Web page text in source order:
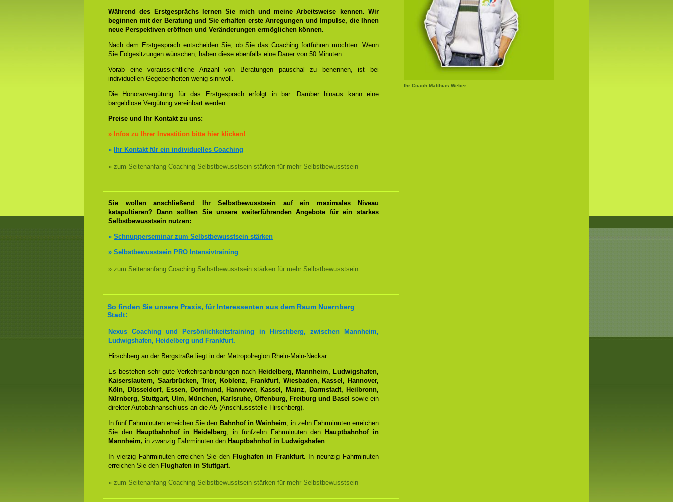
Ihr Coach Matthias Weber
Während des Erstgesprächs lernen Sie mich und meine Arbeitsweise kennen. Wir
beginnen mit der Beratung und Sie erhalten erste Anregungen und Impulse, die Ihnen
neue Perspektiven eröffnen und Veränderungen ermöglichen können.
Nach dem Erstgespräch entscheiden Sie, ob Sie das Coaching fortführen möchten. Wenn
Sie Folgesitzungen wünschen, haben diese ebenfalls eine Dauer von 50 Minuten.
Vorab eine voraussichtliche Anzahl von Beratungen pauschal zu benennen, ist bei
individuellen Gegebenheiten wenig sinnvoll.
Die Honorarvergütung für das Erstgespräch erfolgt in bar. Darüber hinaus kann eine
bargeldlose Vergütung vereinbart werden.
Preise und Ihr Kontakt zu uns:
» Infos zu Ihrer Investition bitte hier klicken!
» Ihr Kontakt für ein individuelles Coaching
» zum Seitenanfang Coaching Selbstbewusstsein stärken für mehr Selbstbewusstsein
Sie wollen anschließend Ihr Selbstbewusstsein auf ein maximales Niveau
katapultieren? Dann sollten Sie unsere weiterführenden Angebote für ein starkes
Selbstbewusstsein nutzen:
» Schnupperseminar zum Selbstbewusstsein stärken
» Selbstbewusstsein PRO Intensivtraining
» zum Seitenanfang Coaching Selbstbewusstsein stärken für mehr Selbstbewusstsein
So finden Sie unsere Praxis, für Interessenten aus dem Raum Nuernberg
Stadt:
Nexus Coaching und Persönlichkeitstraining in Hirschberg, zwischen Mannheim,
Ludwigshafen, Heidelberg und Frankfurt.
Hirschberg an der Bergstraße liegt in der Metropolregion Rhein-Main-Neckar.
Es bestehen sehr gute Verkehrsanbindungen nach Heidelberg, Mannheim, Ludwigshafen,
Kaiserslautern, Saarbrücken, Trier, Koblenz, Frankfurt, Wiesbaden, Kassel, Hannover,
Köln, Düsseldorf, Essen, Dortmund, Hannover, Kassel, Mainz, Darmstadt, Heilbronn,
Nürnberg, Stuttgart, Ulm, München, Karlsruhe, Offenburg, Freiburg und Basel sowie ein
direkter Autobahnanschluss an die A5 (Anschlussstelle Hirschberg).
In fünf Fahrminuten erreichen Sie den Bahnhof in Weinheim, in zehn Fahrminuten erreichen
Sie den
Hauptbahnhof in Heidelberg, in fünfzehn Fahrminuten den
Hauptbahnhof in
Mannheim, in zwanzig Fahrminuten den Hauptbahnhof in Ludwigshafen.
In vierzig Fahrminuten erreichen Sie den Flughafen in Frankfurt.
In neunzig Fahrminuten
erreichen Sie den Flughafen in Stuttgart.
» zum Seitenanfang Coaching Selbstbewusstsein stärken für mehr Selbstbewusstsein